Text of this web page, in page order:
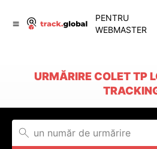
PENTRU
WEBMASTER
URMĂRIRE COLET TP